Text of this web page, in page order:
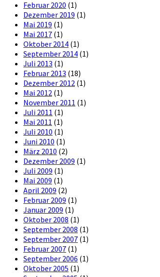
Februar 2020 (1)
Dezember 2019 (1)
Mai 2019 (1)
Mai 2017 (1)
Oktober 2014 (1)
September 2014 (1)
Juli 2013 (1)
Februar 2013 (18)
Dezember 2012 (1)
Mai 2012 (1)
November 2011 (1)
Juli 2011 (1)
Mai 2011 (1)
Juli 2010 (1)
Juni 2010 (1)
März 2010 (2)
Dezember 2009 (1)
Juli 2009 (1)
Mai 2009 (1)
April 2009 (2)
Februar 2009 (1)
Januar 2009 (1)
Oktober 2008 (1)
September 2008 (1)
September 2007 (1)
Februar 2007 (1)
September 2006 (1)
Oktober 2005 (1)